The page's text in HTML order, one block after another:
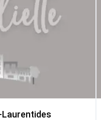
Laurentides